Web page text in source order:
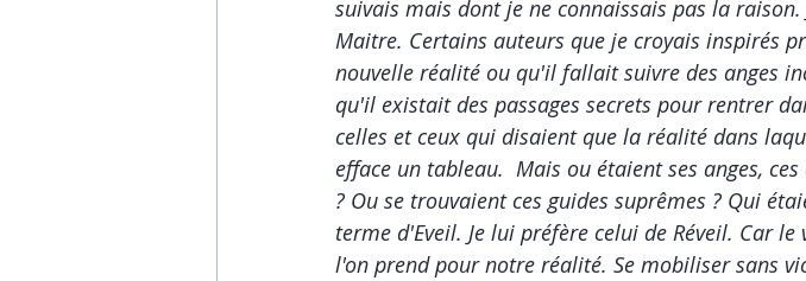
suivais mais dont je ne connaissais pas la
Maitre. Certains auteurs que je croyais inspirés
nouvelle réalité ou qu'il fallait suivre des anges
qu'il existait des passages secrets pour rentrer
celles et ceux qui disaient que la réalité dans
efface un tableau.  Mais ou étaient ses anges,
? Ou se trouvaient ces guides suprêmes ? Qui
terme d'Eveil. Je lui préfère celui de Réveil. Car
l'on prend pour notre réalité. Se mobiliser sans